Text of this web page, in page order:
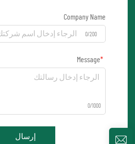
Company Name
0/200
Message
0/1000
إرسال